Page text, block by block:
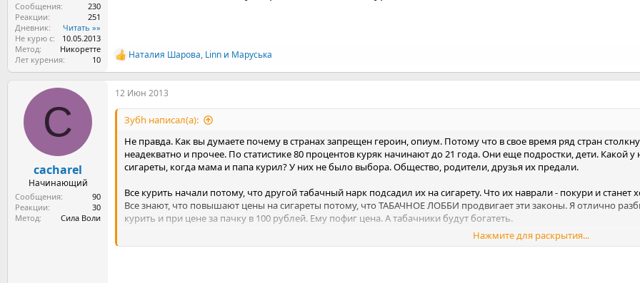
Сообщения
230
Реакции
251
Дневник
Читать »»
Не курю с
10.05.2013
Метод
Никоретте
Лет курения
10
Р
е
а
к
Наталия Шарова, Linn и Маруська
C
cacharel
Начинающий
Сообщения
90
Реакции
30
Метод
Сила Воли
12 Июн 2013
Зубh написал(а):
Не правда. Как вы думаете почему в странах запрещен героин, опиум. Потому что в свое время ряд стран
неадекватно и прочее. По статистике 80 процентов куряк начинают до 21 года. Они еще подростки, дети. Какой
сигареты, когда мама и папа курил? У них не было выбора. Общество, родители, друзья их предали.
Все курить начали потому, что другой табачный нарк подсадил их на сигарету. Что их наврали - покури и
Все знают, что повышают цены на сигареты потому, что ТАБАЧНОЕ ЛОББИ продвигает эти законы. Я отлично
курить и при цене за пачку в 100 рублей. Ему пофиг цена. А табачники будут богатеть.
Пока сигареты будут легально продаваться, будут волна новых курильщиков. Пока не начнут закрывать
Нажмите для раскрытия...